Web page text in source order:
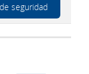
seguridad